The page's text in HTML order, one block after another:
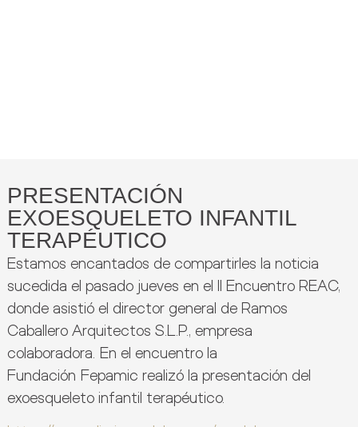
PRESENTACIÓN
EXOESQUELETO INFANTIL
TERAPÉUTICO
Estamos encantados de compartirles la noticia
sucedida el pasado jueves en el II Encuentro REAC,
donde asistió el director general de Ramos
Caballero Arquitectos S.L.P., empresa
colaboradora. En el encuentro la
Fundación Fepamic realizó la presentación del
exoesqueleto infantil terapéutico.